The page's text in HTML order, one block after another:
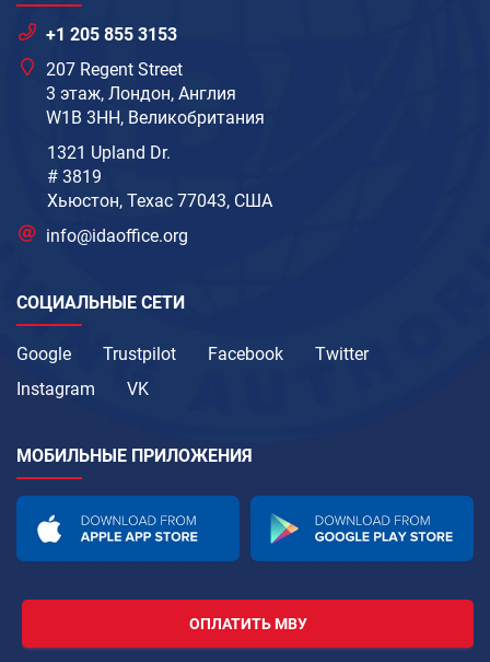
+1 205 855 3153
207 Regent Street
3 этаж, Лондон, Англия
W1B 3HH, Великобритания
1321 Upland Dr.
# 3819
Хьюстон, Техас 77043, США
info@idaoffice.org
СОЦИАЛЬНЫЕ СЕТИ
Google Trustpilot Facebook
Twitter
Instagram
VK
МОБИЛЬНЫЕ ПРИЛОЖЕНИЯ
ОПЛАТИТЬ МВУ